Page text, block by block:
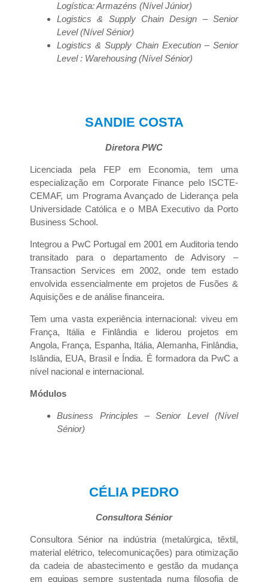
Logística: Armazéns (Nível Júnior)
Logistics & Supply Chain Design – Senior
Level (Nível Sénior)
Logistics & Supply Chain Execution – Senior
Level : Warehousing (Nível Sénior)
SANDIE COSTA
Diretora PWC
Licenciada pela FEP em Economia, tem uma
especialização em Corporate Finance pelo ISCTE-
CEMAF, um Programa Avançado de Liderança pela
Universidade Católica e o MBA Executivo da Porto
Business School.
Integrou a PwC Portugal em 2001 em Auditoria tendo
transitado para o departamento de Advisory –
Transaction Services em 2002, onde tem estado
envolvida essencialmente em projetos de Fusões &
Aquisições e de análise financeira.
Tem uma vasta experiência internacional: viveu em
França, Itália e Finlândia e liderou projetos em
Angola, França, Espanha, Itália, Alemanha, Finlândia,
Islândia, EUA, Brasil e Índia. É formadora da PwC a
nível nacional e internacional.
Módulos
Business Principles – Senior Level (Nível
Sénior)
CÉLIA PEDRO
Consultora Sénior
Consultora Sénior na indústria (metalúrgica, têxtil,
material elétrico, telecomunicações) para otimização
da cadeia de abastecimento e gestão da mudança
em equipas sempre sustentada numa filosofia de